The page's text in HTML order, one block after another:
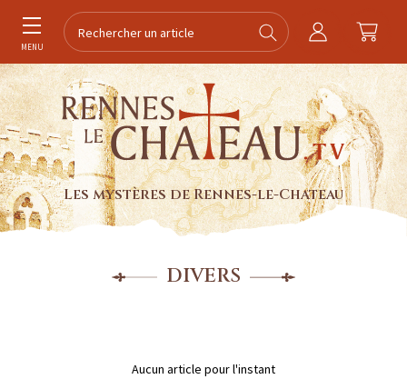
MENU
Les mystères de Rennes-le-Chateau
DIVERS
Aucun article pour l'instant